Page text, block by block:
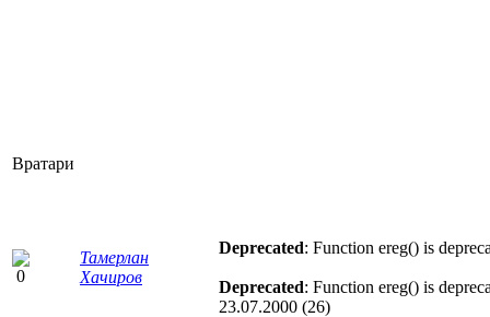
Вратари
Тамерлан
Хачиров
Deprecated: Function ereg() is
Deprecated: Function ereg() is
23.07.2000 (26)